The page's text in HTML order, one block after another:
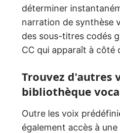
déterminer
narration de synthèse
des sous-titres codés
CC qui apparaît à côté
Trouvez d'autres
bibliothèque
Outre les voix
également accès à